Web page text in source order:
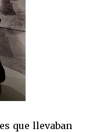
que llevaban